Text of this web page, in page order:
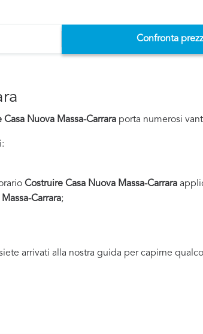
Confronta
Casa Nuova Massa-Carrara porta numerosi
Costruire Casa Nuova Massa-Carrara
Carrara;
arrivati alla nostra guida per capirne